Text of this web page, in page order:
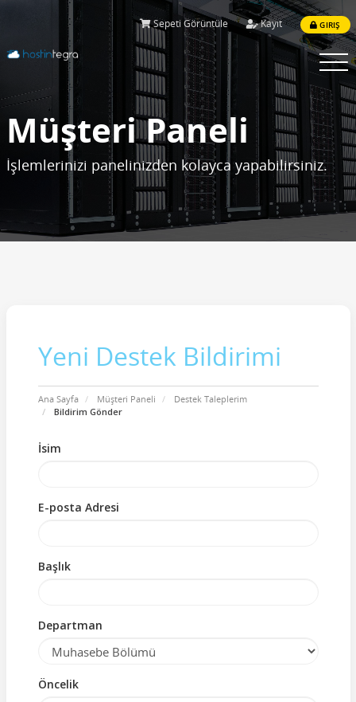
Sepeti Görüntüle Kayıt GIRIŞ
Müşteri Paneli
İşlemlerinizi panelinizden kolayca yapabilirsiniz.
Yeni Destek Bildirimi
Ana Sayfa Müşteri Paneli
Destek Taleplerim
Bildirim Gönder
İsim
E-posta Adresi
Başlık
Departman
Öncelik